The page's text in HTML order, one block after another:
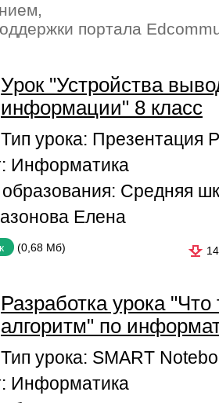
портала
Урок "Устройства
информации" 8 класс
Тип урока: Презентация
Информатика
Средняя
Елена
(0,68 Мб) 14
Разработка урока "Что
алгоритм" по
Тип урока: SMART
Информатика